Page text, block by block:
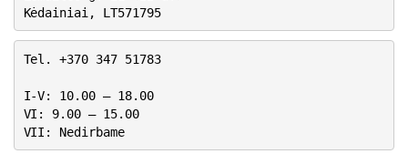
Kėdainiai, LT571795
Tel. +370 347 51783
I-V: 10.00 – 18.00
VI: 9.00 – 15.00
VII: Nedirbame